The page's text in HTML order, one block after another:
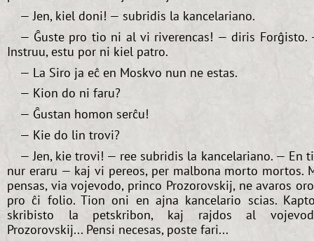
— Jen, kiel doni! — subridis la kancelariano.
— Ĝuste pro tio ni al vi riverencas! — diris Forĝisto.
Instruu, estu por ni kiel patro.
— La Siro ja eĉ en Moskvo nun ne estas.
— Kion do ni faru?
— Ĝustan homon serĉu!
— Kie do lin trovi?
— Jen, kie trovi! — ree subridis la kancelariano. — En
nur eraru — kaj vi pereos, per malbona morto mortos.
pensas, via vojevodo, princo Prozorovskij, ne avaros
pro ĉi folio. Tion oni en ajna kancelario scias.
skribisto la petskribon, kaj rajdos al
Prozorovskij... Pensi necesas, poste fari...